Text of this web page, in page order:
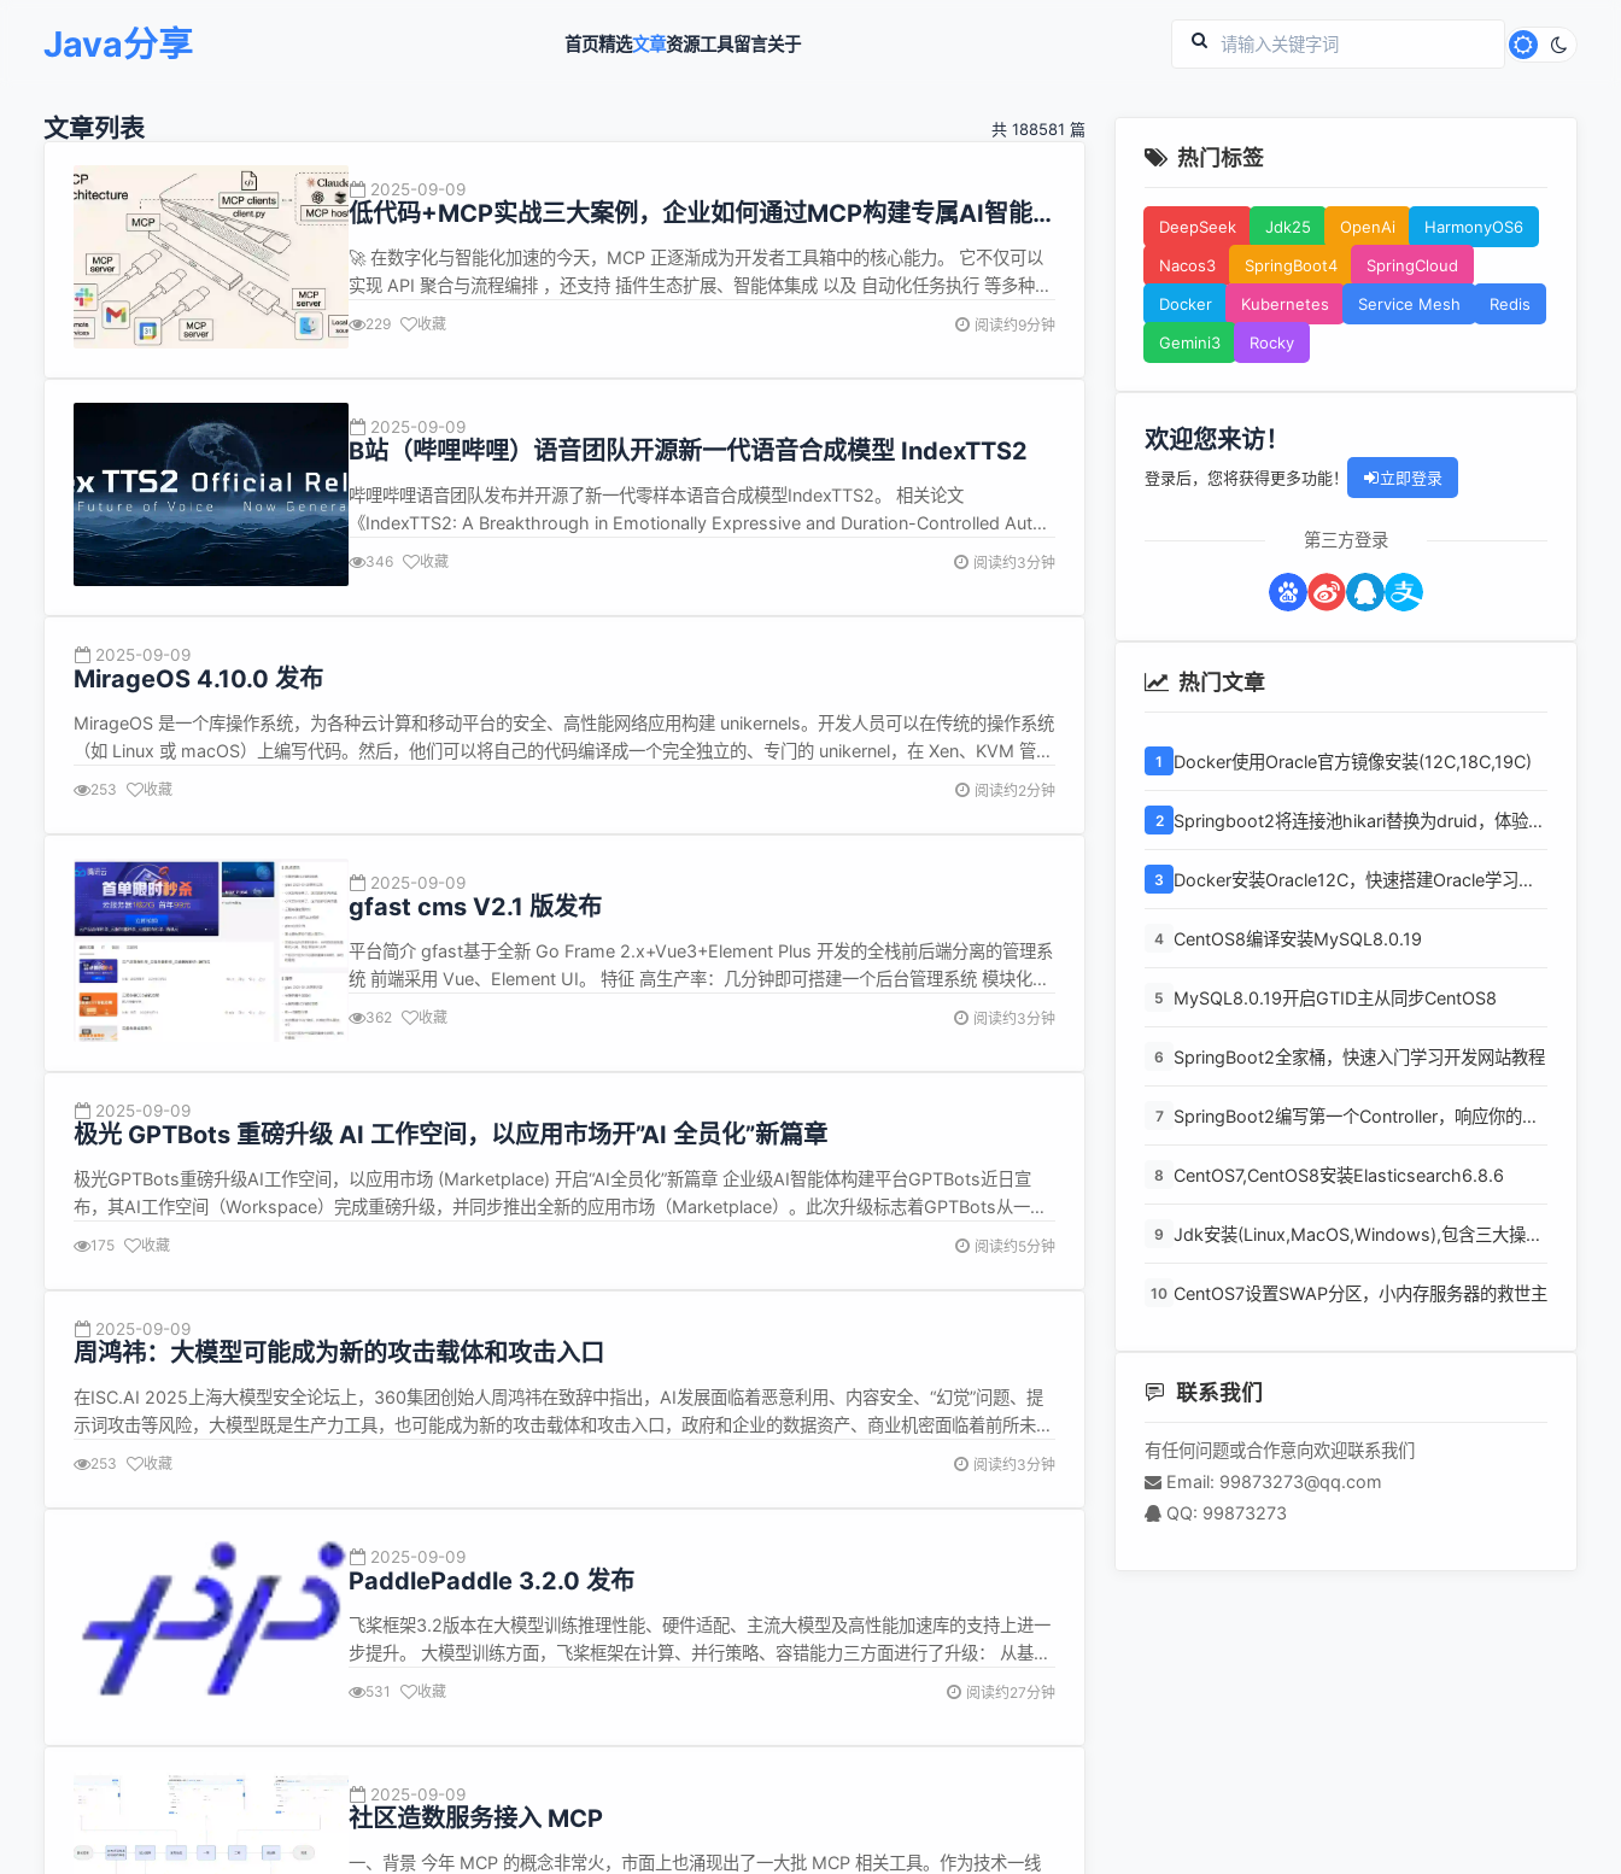
Java分享 首页精选文章资源工具留言关于
文章列表 共 188581 篇
2025-09-09
低代码+MCP实战三大案例，企业如何通过MCP构建专属AI智能
体？
🚀 在数字化与智能化加速的今天，MCP 正逐渐成为开发者工具箱中的核心能力。 它不仅可以
实现 API 聚合与流程编排 ，还支持 插件生态扩展、智能体集成 以及 自动化任务执行 等多种场
景------ 无论是 业务系统联动 、内部工具开发 ，还是 AI 应用快速验证，MCP 都发挥着越来
229 收藏 阅读约9分钟
2025-09-09
B站（哔哩哔哩）语音团队开源新一代语音合成模型 IndexTTS2
哔哩哔哩语音团队发布并开源了新一代零样本语音合成模型IndexTTS2。 相关论文
《IndexTTS2: A Breakthrough in Emotionally Expressive and Duration-Controlled Auto-
Regressive Zero-Shot Text-to-Speech》已在arXiv上线，代码与模型权重也同步在...
346 收藏 阅读约3分钟
2025-09-09
MirageOS 4.10.0 发布
MirageOS 是一个库操作系统，为各种云计算和移动平台的安全、高性能网络应用构建 unikernels。开发人员可以在传统的操作系统
（如 Linux 或 macOS）上编写代码。然后，他们可以将自己的代码编译成一个完全独立的、专门的 unikernel，在 Xen、KVM 管理
程序和轻量级管理程序（如 FreeBSD 的 BHyve、OpenBSD 的 ...
253 收藏 阅读约2分钟
2025-09-09
gfast cms V2.1 版发布
平台简介 gfast基于全新 Go Frame 2.x+Vue3+Element Plus 开发的全栈前后端分离的管理系
统 前端采用 Vue、Element UI。 特征 高生产率：几分钟即可搭建一个后台管理系统 模块化：
单应用多系统的模式，将一个完整的应用拆分为多个系统，后续扩展更加便捷，增加代码复用
362 收藏 阅读约3分钟
2025-09-09
极光 GPTBots 重磅升级 AI 工作空间，以应用市场开”AI 全员化”新篇章
极光GPTBots重磅升级AI工作空间，以应用市场 (Marketplace) 开启“AI全员化”新篇章 企业级AI智能体构建平台GPTBots近日宣
布，其AI工作空间（Workspace）完成重磅升级，并同步推出全新的应用市场（Marketplace）。此次升级标志着GPTBots从一个
专业的AI开发工具，战略性地演变为一个“人人可用”的企业级AI生产力平...
175 收藏 阅读约5分钟
2025-09-09
周鸿祎：大模型可能成为新的攻击载体和攻击入口
在ISC.AI 2025上海大模型安全论坛上，360集团创始人周鸿祎在致辞中指出，AI发展面临着恶意利用、内容安全、“幻觉”问题、提
示词攻击等风险，大模型既是生产力工具，也可能成为新的攻击载体和攻击入口，政府和企业的数据资产、商业机密面临着前所未有
的暴露风险，保障AI安全是一项长期而艰巨的任务，需要各方协同努力。 会上，360还发布了国内首个多智能体协同的大...
253 收藏 阅读约3分钟
2025-09-09
PaddlePaddle 3.2.0 发布
飞桨框架3.2版本在大模型训练推理性能、硬件适配、主流大模型及高性能加速库的支持上进一
步提升。 大模型训练方面，飞桨框架在计算、并行策略、容错能力三方面进行了升级： 从基础
计算性能层面，提出了存算重叠的稀疏掩码注意力计算FlashMask V3，极致优化Attention的
531 收藏 阅读约27分钟
2025-09-09
社区造数服务接入 MCP
一、背景 今年 MCP 的概念非常火，市面上也涌现出了一大批 MCP 相关工具。作为技术一线
热门标签
DeepSeek Jdk25 OpenAi
HarmonyOS6
Nacos3
SpringBoot4
SpringCloud
Docker
Kubernetes Service Mesh
Redis
Gemini3
Rocky
欢迎您来访！
登录后，您将获得更多功能！ 立即登录
第三方登录
热门文章
1 Docker使用Oracle官方镜像安装(12C,18C,19C)
2
Springboot2将连接池hikari替换为druid，体验最
3
Docker安装Oracle12C，快速搭建Oracle学习环
4 CentOS8编译安装MySQL8.0.19
5 MySQL8.0.19开启GTID主从同步CentOS8
6 SpringBoot2全家桶，快速入门学习开发网站教程
7
SpringBoot2编写第一个Controller，响应你的
8 CentOS7,CentOS8安装Elasticsearch6.8.6
9 Jdk安装(Linux,MacOS,Windows),包含三大操作
10 CentOS7设置SWAP分区，小内存服务器的救世主
联系我们
有任何问题或合作意向欢迎联系我们
Email: 99873273@qq.com
QQ: 99873273